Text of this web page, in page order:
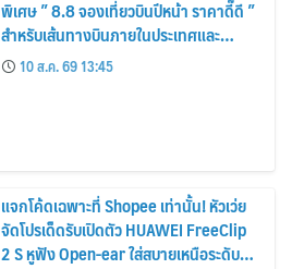
พิเศษ ” 8.8 จองเที่ยวบินปีหน้า ราคาดี๊ดี ”
สำหรับเส้นทางบินภายในประเทศและ
ระหว่างประเทศ
10 ส.ค. 69 13:45
แจกโค้ดเฉพาะที่ Shopee เท่านั้น! หัวเว่ย
จัดโปรเด็ดรับเปิดตัว HUAWEI FreeClip
2 S หูฟัง Open-ear ใส่สบายเหนือระดับ